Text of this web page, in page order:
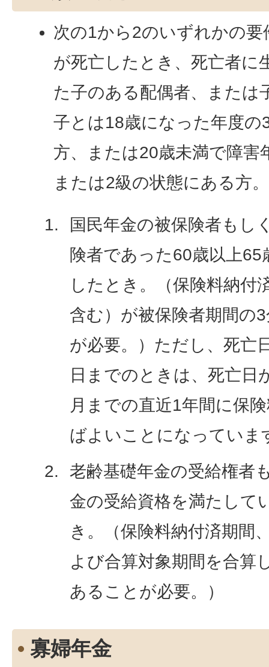
次の1から2のいずれかの
が死亡したとき、死亡者に
た子のある配偶者、または
子とは18歳になった年度の
方、または20歳未満で障害
または2級の状態にある方。
国民年金の被保険者もし
険者であった60歳以上65
したとき。（保険料納付
含む）が被保険者期間の
が必要。）ただし、死亡
日までのときは、死亡日
月までの直近1年間に保
ばよいことになっていま
老齢基礎年金の受給権者
金の受給資格を満たして
き。（保険料納付済期間
よび合算対象期間を合算
あることが必要。）
寡婦年金